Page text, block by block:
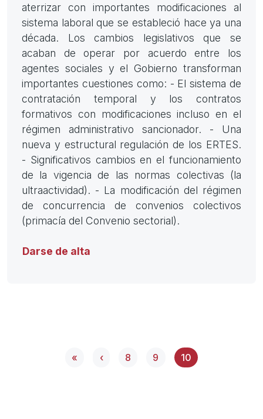
aterrizar con importantes modificaciones al
sistema laboral que se estableció hace ya una
década. Los cambios legislativos que se
acaban de operar por acuerdo entre los
agentes sociales y el Gobierno transforman
importantes cuestiones como: - El sistema de
contratación temporal y los contratos
formativos con modificaciones incluso en el
régimen administrativo sancionador. - Una
nueva y estructural regulación de los ERTES.
- Significativos cambios en el funcionamiento
de la vigencia de las normas colectivas (la
ultraactividad). - La modificación del régimen
de concurrencia de convenios colectivos
(primacía del Convenio sectorial).
Darse de alta
Primera página
« Página anterior
‹ Page
8 Page
9 Página actual
10